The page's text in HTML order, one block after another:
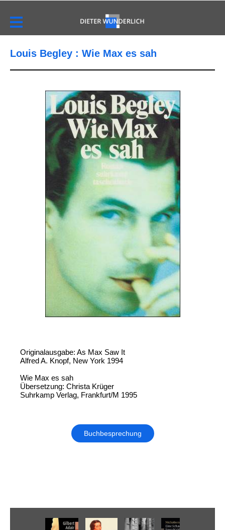
Louis Begley : Wie Max es sah
Originalausgabe: As Max Saw It
Alfred A. Knopf, New York 1994
Wie Max es sah
Übersetzung: Christa Krüger
Suhrkamp Verlag, Frankfurt/M 1995
Buchbesprechung